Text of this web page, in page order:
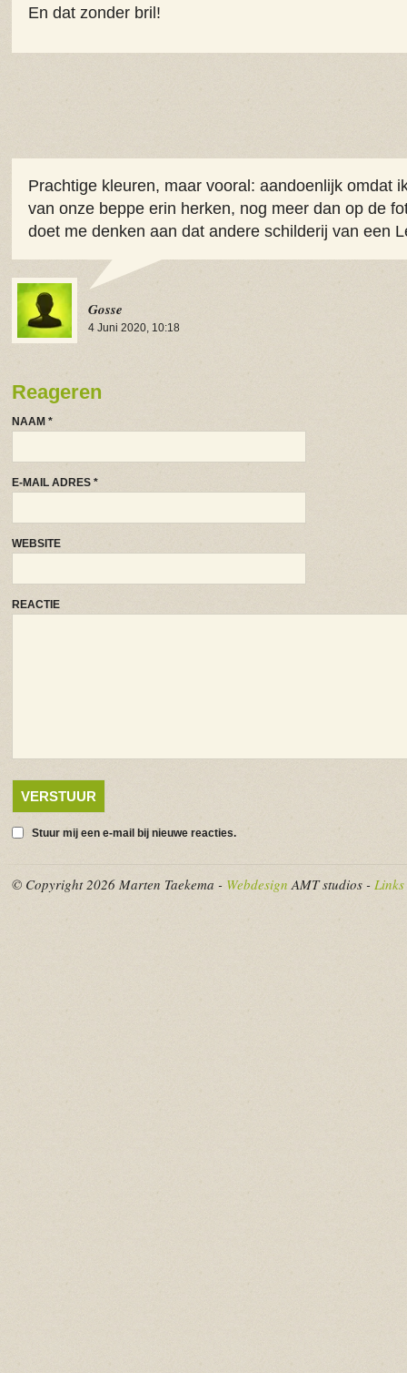
En dat zonder bril!
Prachtige kleuren, maar vooral: aandoenlijk omdat
van onze beppe erin herken, nog meer dan op de
doet me denken aan dat andere schilderij van een
Gosse
4 Juni 2020, 10:18
Reageren
NAAM *
E-MAIL ADRES *
WEBSITE
REACTIE
Stuur mij een e-mail bij nieuwe reacties.
© Copyright 2026 Marten Taekema - Webdesign AMT studios - Links